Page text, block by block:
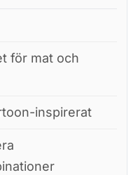
för mat och
inspirerat